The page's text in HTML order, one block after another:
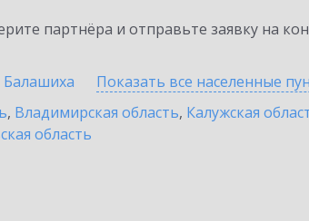
партнёра и отправьте заявку на
Балашиха Показать все населенные
, Владимирская область, Калужская
область